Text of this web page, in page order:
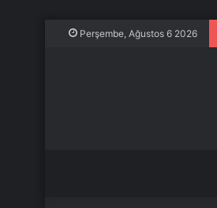
Perşembe, Ağustos 6 2026